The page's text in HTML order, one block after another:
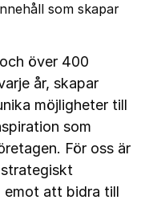
som skapar
över 400
år, skapar
möjligheter till
som
För oss är
emot att bidra till